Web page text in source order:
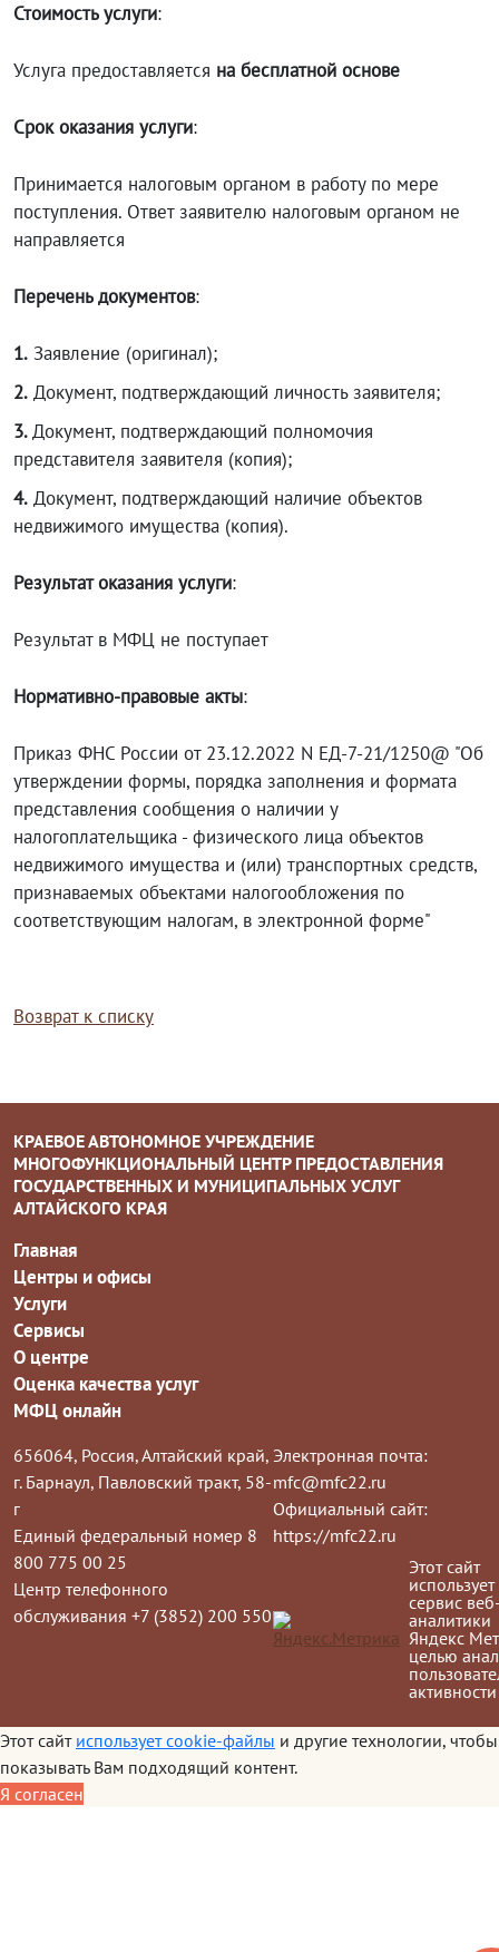
Стоимость услуги:
Услуга предоставляется на бесплатной основе
Срок оказания услуги:
Принимается налоговым органом в работу по мере
поступления. Ответ заявителю налоговым органом не
направляется
Перечень документов:
1. Заявление (оригинал);
2. Документ, подтверждающий личность заявителя;
3.Документ, подтверждающий полномочия
представителя заявителя (копия);
4. Документ, подтверждающий наличие объектов
недвижимого имущества (копия).
Результат оказания услуги:
Результат в МФЦ не поступает
Нормативно-правовые акты:
Приказ ФНС России от 23.12.2022 N ЕД-7-21/1250@ "Об
утверждении формы, порядка заполнения и формата
представления сообщения о наличии у
налогоплательщика - физического лица объектов
недвижимого имущества и (или) транспортных средств,
признаваемых объектами налогообложения по
соответствующим налогам, в электронной форме"
Возврат к списку
КРАЕВОЕ АВТОНОМНОЕ УЧРЕЖДЕНИЕ
МНОГОФУНКЦИОНАЛЬНЫЙ ЦЕНТР ПРЕДОСТАВЛЕНИЯ
ГОСУДАРСТВЕННЫХ И МУНИЦИПАЛЬНЫХ УСЛУГ
АЛТАЙСКОГО КРАЯ
Главная
Центры и офисы
Услуги
Сервисы
О центре
Оценка качества услуг
МФЦ онлайн
656064, Россия, Алтайский край,
г. Барнаул, Павловский тракт, 58-
г
Единый федеральный номер 8
800 775 00 25
Центр телефонного
обслуживания +7 (3852) 200 550
Электронная почта:
mfc@mfc22.ru
Официальный сайт:
https://mfc22.ru
Этот сайт
использует
сервис
аналитики
Яндекс
целью
активности
Этот сайт использует cookie-файлы и другие технологии, чтобы
показывать Вам подходящий контент.
Я согласен